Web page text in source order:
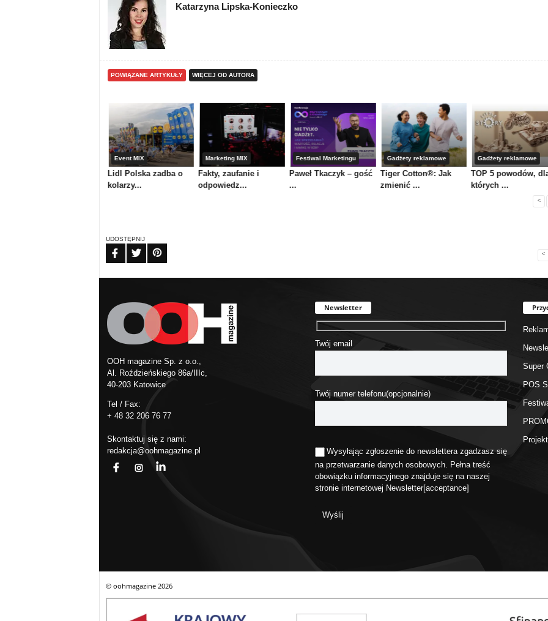
Katarzyna Lipska-Konieczko
POWIĄZANE ARTYKUŁY WIĘCEJ OD AUTORA
Event MIX
Lidl Polska zadba o
kolarzy...
Marketing MIX
Fakty, zaufanie i
odpowiedz...
Festiwal Marketingu
Paweł Tkaczyk – gość
...
Gadżety reklamowe
Tiger Cotton®: Jak
zmienić ...
Gadżety reklamowe
TOP 5 powodów,
których ...
<
UDOSTĘPNIJ
<
OOH magazine Sp. z o.o.,
Al. Roździeńskiego 86a/IIIc,
40-203 Katowice
Tel / Fax:
+ 48 32 206 76 77
Skontaktuj się z nami:
redakcja@oohmagazine.pl
Newsletter
Twój email
Twój numer telefonu(opcjonalnie)
Wysyłając zgłoszenie do newslettera zgadzasz się
na przetwarzanie danych osobowych. Pełna treść
obowiązku informacyjnego znajduje się na naszej
stronie internetowej Newsletter[acceptance]
Super
POS
© oohmagazine2026